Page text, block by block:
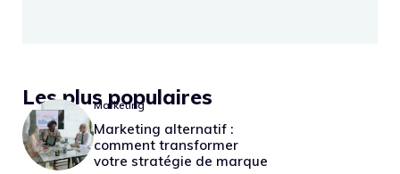
Les plus populaires
Marketing
Marketing alternatif :
comment transformer
votre stratégie de marque